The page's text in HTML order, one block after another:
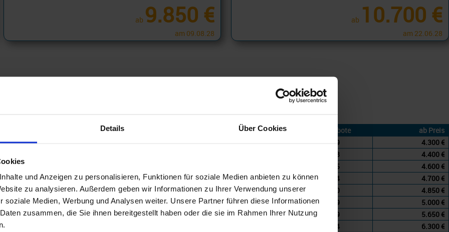
Details Über Cookies
und Anzeigen zu personalisieren, Funktionen für soziale Medien anbieten zu können
zu analysieren. Außerdem geben wir Informationen zu Ihrer Verwendung unserer
soziale Medien, Werbung und Analysen weiter. Unsere Partner führen diese Informationen
zusammen, die Sie ihnen bereitgestellt haben oder die sie im Rahmen Ihrer Nutzung
ab 9.850 €
am 09.08.28
ab 10.700 €
am 22.06.28
Schiff Angebote
ab Preis
59
4.300 €
58
4.400 €
45
4.600 €
Silver Dawn
54
4.700 €
Silver Moon
50
4.850 €
Silver Muse
49
5.000 €
Silver Nova
59
5.650 €
64
6.300 €